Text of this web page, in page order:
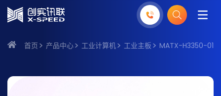
首页 产品中心 工业计算机 工业主板 MATX-H3350-01